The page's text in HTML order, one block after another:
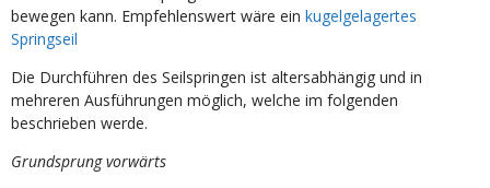
bewegen kann. Empfehlenswert wäre ein kugelgelagertes
Springseil
Die Durchführen des Seilspringen ist altersabhängig und in
mehreren Ausführungen möglich, welche im folgenden
beschrieben werde.
Grundsprung vorwärts